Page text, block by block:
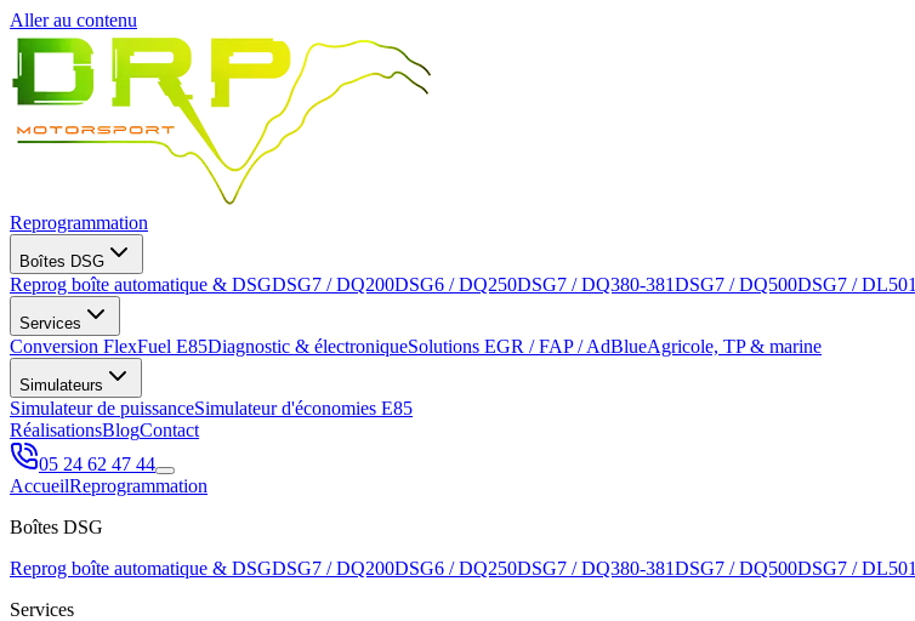
Aller au contenu
Reprogrammation
Boîtes DSG
Reprog boîte automatique & DSGDSG7 / DQ200DSG6 / DQ250DSG7 / DQ380-381DSG7 / DQ500DSG7 / DL501
Services
Conversion FlexFuel E85Diagnostic & électroniqueSolutions EGR / FAP / AdBlueAgricole, TP & marine
Simulateurs
Simulateur de puissanceSimulateur d'économies E85
RéalisationsBlogContact
05 24 62 47 44
AccueilReprogrammation
Boîtes DSG
Reprog boîte automatique & DSGDSG7 / DQ200DSG6 / DQ250DSG7 / DQ380-381DSG7 / DQ500DSG7 / DL501
Services